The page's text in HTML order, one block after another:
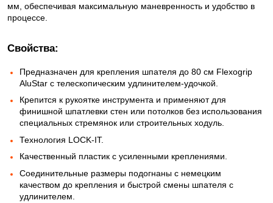
мм, обеспечивая максимальную маневренность и удобство в
процессе.
Свойства:
Предназначен для крепления шпателя до 80 см Flexogrip
AluStar с телескопическим удлинителем-удочкой.
Крепится к рукоятке инструмента и применяют для
финишной шпатлевки стен или потолков без использования
специальных стремянок или строительных ходуль.
Технология LOCK-IT.
Качественный пластик с усиленными креплениями.
Соединительные размеры подогнаны с немецким
качеством до крепления и быстрой смены шпателя с
удлинителем.